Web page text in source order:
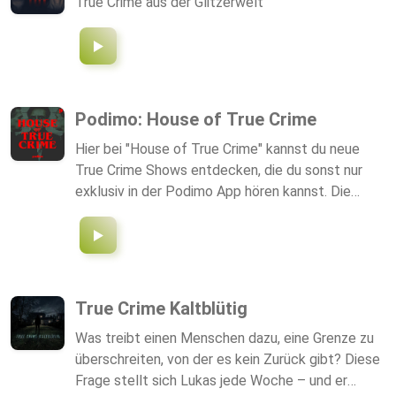
https://www.instagram.com/padi.iii/ 👉🏻
Impressum: https://link1.li/NpWLBEW Ich
wünsche euch viel Spass und freue mich das ihr
da seid. Eure PADI
Podimo: House of True Crime
Hier bei "House of True Crime" kannst du neue
True Crime Shows entdecken, die du sonst nur
exklusiv in der Podimo App hören kannst. Die
Podimo-App vereint Tausende Podcasts und
internationale Hörbücher aller Genres. Dabei
erhältst du personalisierte Empfehlungen und
ohne nervige Werbung, ganz egal, ob zu Hause, in
der Bahn oder beim Spazierengehen. Bei Podimo
gibt es hunderte exklusive, hochwertig
produzierte und recherchiert True Crime Formate
- für Fans von Kriminalfällen aus Deutschland und
True Crime Kaltblütig
Was treibt einen Menschen dazu, eine Grenze zu
überschreiten, von der es kein Zurück gibt? Diese
Frage stellt sich Lukas jede Woche – und er